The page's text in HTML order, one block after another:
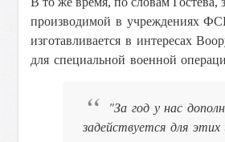
производимой в учреждениях
изготавливается в интересах
для специальной военной
"За год у нас
задействуется для этих